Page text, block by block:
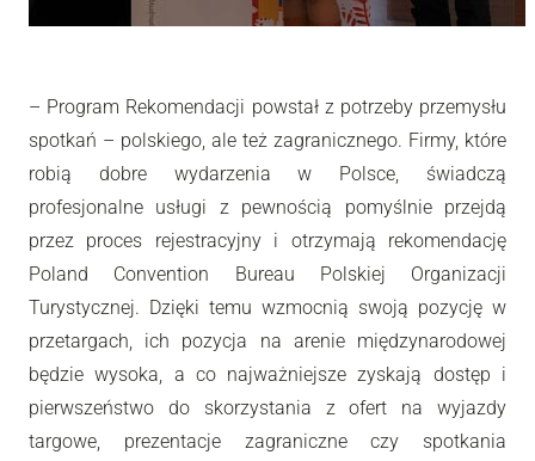
– Program Rekomendacji powstał z potrzeby przemysłu
spotkań – polskiego, ale też zagranicznego. Firmy, które
robią dobre wydarzenia w Polsce, świadczą
profesjonalne usługi z pewnością pomyślnie przejdą
przez proces rejestracyjny i otrzymają rekomendację
Poland Convention Bureau Polskiej Organizacji
Turystycznej. Dzięki temu wzmocnią swoją pozycję w
przetargach, ich pozycja na arenie międzynarodowej
będzie wysoka, a co najważniejsze zyskają dostęp i
pierwszeństwo do skorzystania z ofert na wyjazdy
targowe, prezentacje zagraniczne czy spotkania